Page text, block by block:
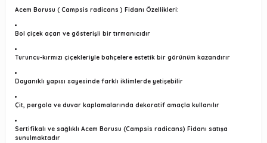
Acem Borusu ( Campsis radicans ) Fidanı Özellikleri:
Bol çiçek açan ve gösterişli bir tırmanıcıdır
Turuncu-kırmızı çiçekleriyle bahçelere estetik bir görünüm kazandırır
Dayanıklı yapısı sayesinde farklı iklimlerde yetişebilir
Çit, pergola ve duvar kaplamalarında dekoratif amaçla kullanılır
Sertifikalı ve sağlıklı Acem Borusu (Campsis radicans) Fidanı satışa
sunulmaktadır